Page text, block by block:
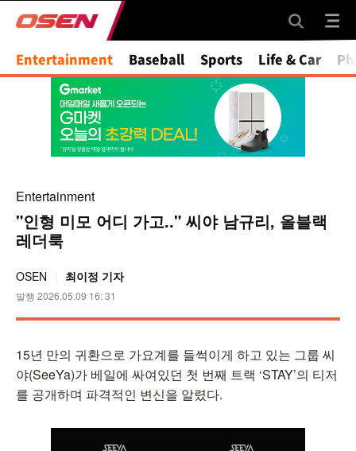
Mute
Entertainment Baseball Sports Life & Car
Entertainment
"인형 미모 어디 가고.." 씨야 남규리, 올블랙
레더룩
OSEN 최이정 기자
발행 2026.05.09 16: 31
15년 만의 귀환으로 가요계를 들썩이게 하고 있는 그룹 씨
야(SeeYa)가 베일에 싸여있던 첫 번째 트랙 ‘STAY’의 티저
를 공개하며 파격적인 변신을 알렸다.